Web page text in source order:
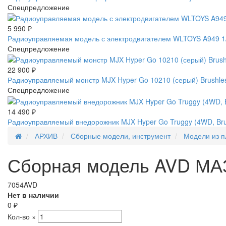
Спецпредложение
5 990 ₽
Радиоуправляемая модель с электродвигателем WLTOYS A949
Спецпредложение
22 900 ₽
Радиоуправляемый монстр MJX Hyper Go 10210 (серый)
Спецпредложение
14 490 ₽
Радиоуправляемый внедорожник MJX Hyper Go Truggy (4WD,
АРХИВ
Сборные модели, инструмент Модели из
Сборная модель AVD
7054AVD
Нет в наличии
0 ₽
Кол-во ×